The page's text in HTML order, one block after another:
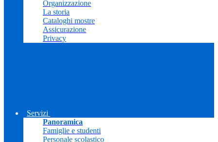
Organizzazione
La storia
Cataloghi mostre
Assicurazione
Privacy
Servizi
Panoramica
Famiglie e studenti
Personale scolastico